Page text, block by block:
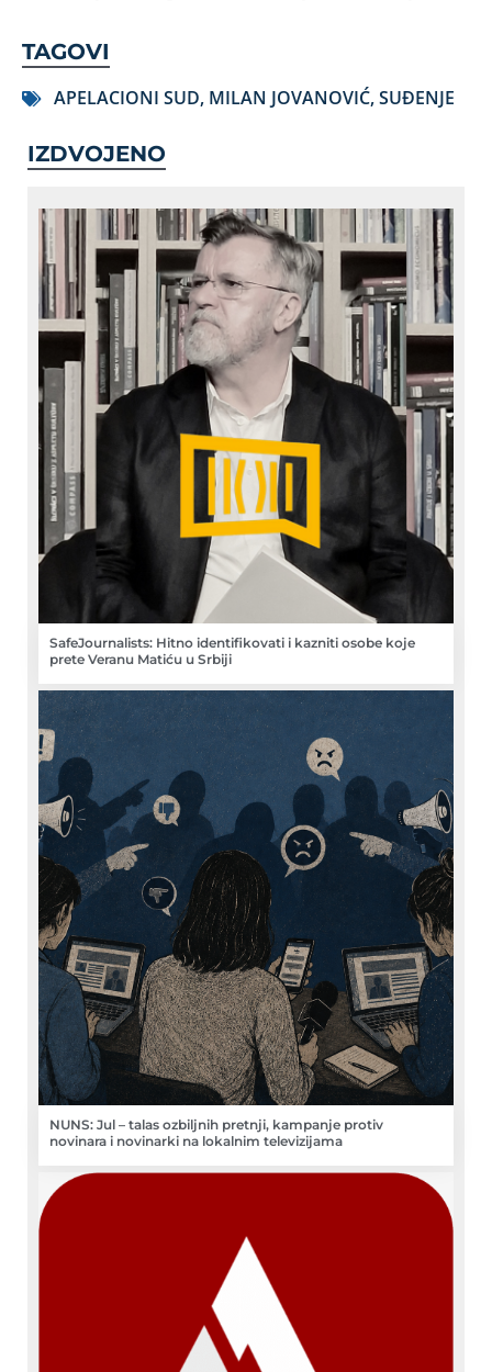
TAGOVI
APELACIONI SUD, MILAN JOVANOVIĆ,SUĐENJE
IZDVOJENO
SafeJournalists: Hitno identifikovati i kazniti osobe koje
prete Veranu Matiću u Srbiji
NUNS: Jul – talas ozbiljnih pretnji, kampanje protiv
novinara i novinarki na lokalnim televizijama